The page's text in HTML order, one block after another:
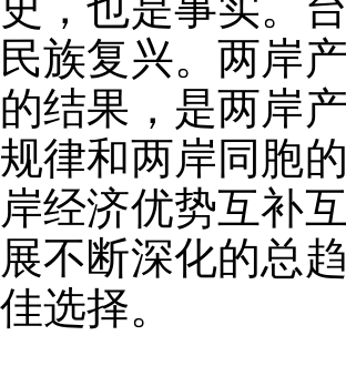
民族复兴。两岸
的结果，是两岸
规律和两岸同胞
岸经济优势互补
展不断深化的总
佳选择。